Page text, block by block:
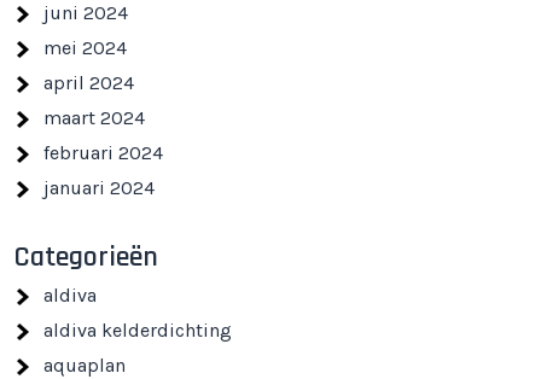
juni 2024
mei 2024
april 2024
maart 2024
februari 2024
januari 2024
Categorieën
aldiva
aldiva kelderdichting
aquaplan